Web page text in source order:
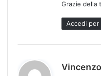
Grazie della
Accedi per
Vincenzo